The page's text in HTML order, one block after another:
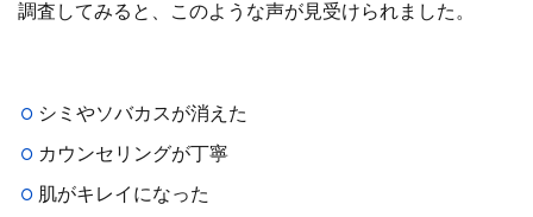
調査してみると、このような声が見受けられました。
シミやソバカスが消えた
カウンセリングが丁寧
肌がキレイになった